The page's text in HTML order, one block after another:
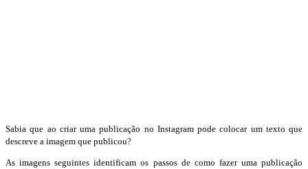
Sabia que ao criar uma publicação no Instagram pode colocar um texto que
descreve a imagem que publicou?
As imagens seguintes identificam os passos de como fazer uma publicação